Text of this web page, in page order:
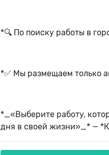
*🔍 По поиску работы в
*✅️ Мы размещаем только
*_«Выберите работу,
дня в своей жизни»_* —